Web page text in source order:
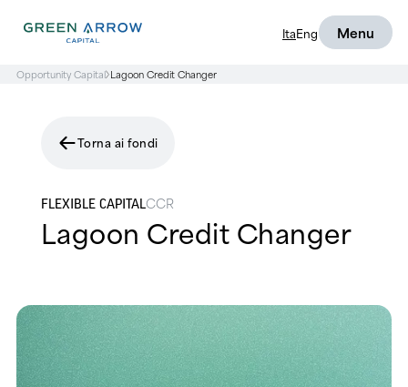
ItaEng Menu
Opportunity Capital Lagoon Credit Changer
Torna ai fondi
FLEXIBLE CAPITALCCR
Lagoon Credit Changer